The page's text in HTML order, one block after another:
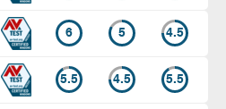
6 5 4.5
5.5 4.5 5.5